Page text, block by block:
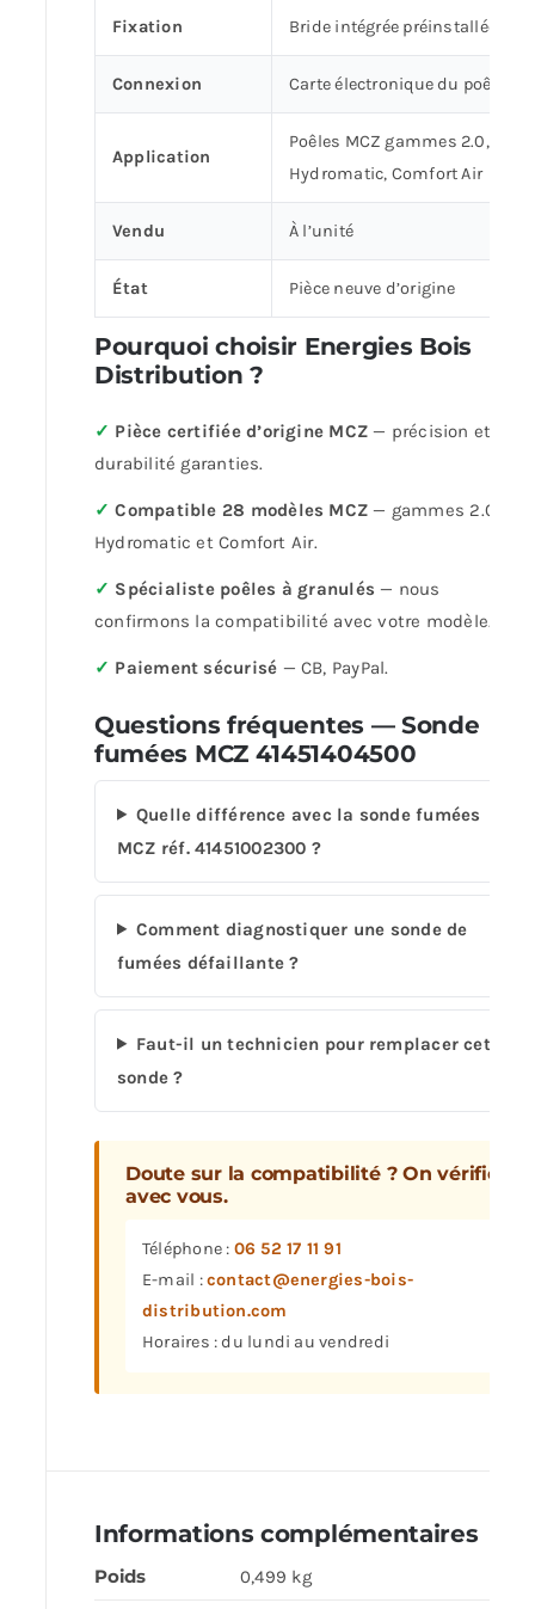
Fixation Bride intégrée préinstallée
Connexion Carte électronique du poêle
Application
Poêles MCZ gammes 2.0,
Hydromatic, Comfort Air
Vendu À l’unité
État Pièce neuve d’origine
Pourquoi choisir Energies Bois
Distribution ?
✓ Pièce certifiée d’origine MCZ— précision et
durabilité garanties.
✓ Compatible 28 modèles MCZ — gammes 2.0,
Hydromatic et Comfort Air.
✓ Spécialiste poêles à granulés — nous
confirmons la compatibilité avec votre modèle.
✓ Paiement sécurisé — CB, PayPal.
Questions fréquentes — Sonde
fumées MCZ 41451404500
Quelle différence avec la sonde fumées
MCZ réf. 41451002300 ?
Comment diagnostiquer une sonde de
fumées défaillante ?
Faut-il un technicien pour remplacer cette
sonde ?
Doute sur la compatibilité ? On vérifie
avec vous.
Téléphone : 06 52 17 11 91
E-mail :contact@energies-bois-
distribution.com
Horaires : du lundi au vendredi
Informations complémentaires
Poids 0,499 kg